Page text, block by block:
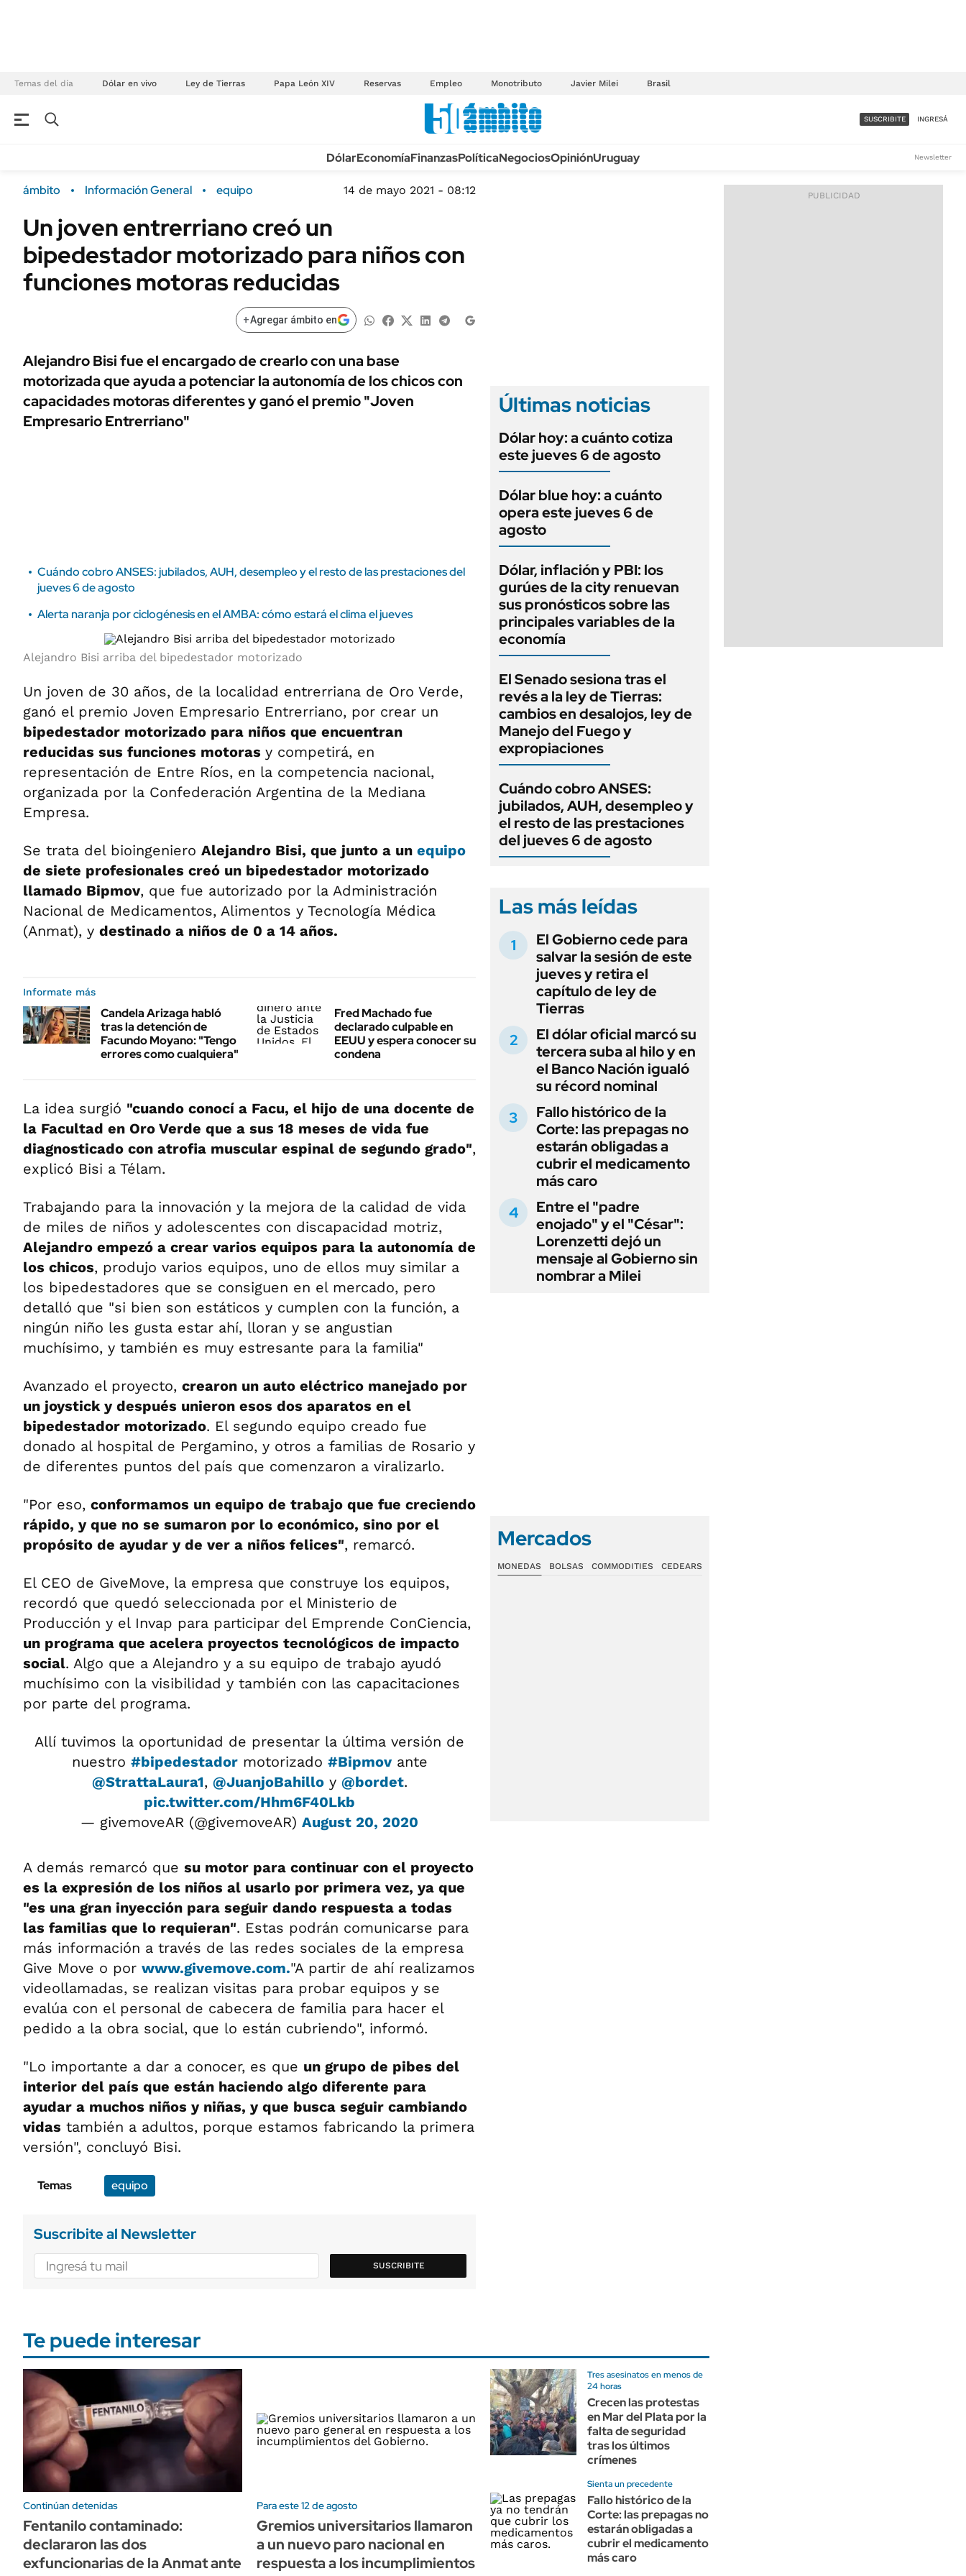
Temas del día Dólar en vivo Ley de Tierras Papa León XIV Reservas Empleo Monotributo Javier Milei Brasil
Campo
FINANZAS
Dólar
Real Estate
Sustentabilidad
POLÍTICA
URUGUAY
TECNOLOGÍA
MÉXICO
INFORMACIÓN GENERAL
AUTOS
ACCESO FULL - $1.800/MES
SUSCRIBITE INGRESÁ
DólarEconomíaFinanzasPolíticaNegociosOpiniónUruguay Newsletter
ámbito Información General equipo 14 de mayo 2021 - 08:12
Un joven entrerriano creó un
bipedestador motorizado para niños con
funciones motoras reducidas
+Agregar ámbito en
Alejandro Bisi fue el encargado de crearlo con una base
motorizada que ayuda a potenciar la autonomía de los chicos con
capacidades motoras diferentes y ganó el premio "Joven
Empresario Entrerriano"
Cuándo cobro ANSES: jubilados, AUH, desempleo y el resto de las prestaciones del
jueves 6 de agosto
Alerta naranja por ciclogénesis en el AMBA: cómo estará el clima el jueves
Alejandro Bisi arriba del bipedestador motorizado
Un joven de 30 años, de la localidad entrerriana de Oro Verde,
ganó el premio Joven Empresario Entrerriano, por crear un
bipedestador motorizado para niños que encuentran
reducidas sus funciones motoras y competirá, en
representación de Entre Ríos, en la competencia nacional,
organizada por la Confederación Argentina de la Mediana
Empresa.
Se trata del bioingeniero Alejandro Bisi, que junto a un equipo
de siete profesionales creó un bipedestador motorizado
llamado Bipmov, que fue autorizado por la Administración
Nacional de Medicamentos, Alimentos y Tecnología Médica
(Anmat), y destinado a niños de 0 a 14 años.
Informate más
Candela Arizaga habló
tras la detención de
Facundo Moyano: "Tengo
errores como cualquiera"
Fred Machado fue
declarado culpable en
EEUU y espera conocer su
condena
La idea surgió "cuando conocí a Facu, el hijo de una docente de
la Facultad en Oro Verde que a sus 18 meses de vida fue
diagnosticado con atrofia muscular espinal de segundo grado",
explicó Bisi a Télam.
Trabajando para la innovación y la mejora de la calidad de vida
de miles de niños y adolescentes con discapacidad motriz,
Alejandro empezó a crear varios equipos para la autonomía de
los chicos, produjo varios equipos, uno de ellos muy similar a
los bipedestadores que se consiguen en el mercado, pero
detalló que "si bien son estáticos y cumplen con la función, a
ningún niño les gusta estar ahí, lloran y se angustian
muchísimo, y también es muy estresante para la familia"
Avanzado el proyecto, crearon un auto eléctrico manejado por
un joystick y después unieron esos dos aparatos en el
bipedestador motorizado. El segundo equipo creado fue
donado al hospital de Pergamino, y otros a familias de Rosario y
de diferentes puntos del país que comenzaron a viralizarlo.
"Por eso, conformamos un equipo de trabajo que fue creciendo
rápido, y que no se sumaron por lo económico, sino por el
propósito de ayudar y de ver a niños felices", remarcó.
El CEO de GiveMove, la empresa que construye los equipos,
recordó que quedó seleccionada por el Ministerio de
Producción y el Invap para participar del Emprende ConCiencia,
un programa que acelera proyectos tecnológicos de impacto
social. Algo que a Alejandro y a su equipo de trabajo ayudó
muchísimo con la visibilidad y también con las capacitaciones
por parte del programa.
Allí tuvimos la oportunidad de presentar la última versión de
nuestro #bipedestadormotorizado #Bipmovante
@StrattaLaura1, @JuanjoBahilloy @bordet.
pic.twitter.com/Hhm6F40Lkb
— givemoveAR (@givemoveAR) August 20, 2020
A demás remarcó que su motor para continuar con el proyecto
es la expresión de los niños al usarlo por primera vez, ya que
"es una gran inyección para seguir dando respuesta a todas
las familias que lo requieran". Estas podrán comunicarse para
más información a través de las redes sociales de la empresa
Give Move o por www.givemove.com."A partir de ahí realizamos
videollamadas, se realizan visitas para probar equipos y se
evalúa con el personal de cabecera de familia para hacer el
pedido a la obra social, que lo están cubriendo", informó.
"Lo importante a dar a conocer, es que un grupo de pibes del
interior del país que están haciendo algo diferente para
ayudar a muchos niños y niñas, y que busca seguir cambiando
vidas también a adultos, porque estamos fabricando la primera
versión", concluyó Bisi.
Temas equipo
Suscribite al Newsletter
SUSCRIBITE
Últimas noticias
Dólar hoy: a cuánto cotiza
este jueves 6 de agosto
Dólar blue hoy: a cuánto
opera este jueves 6 de
agosto
Dólar, inflación y PBI: los
gurúes de la city renuevan
sus pronósticos sobre las
principales variables de la
economía
El Senado sesiona tras el
revés a la ley de Tierras:
cambios en desalojos, ley de
Manejo del Fuego y
expropiaciones
Cuándo cobro ANSES:
jubilados, AUH, desempleo y
el resto de las prestaciones
del jueves 6 de agosto
Las más leídas
El Gobierno cede para
salvar la sesión de este
jueves y retira el
capítulo de ley de
Tierras
El dólar oficial marcó su
tercera suba al hilo y en
el Banco Nación igualó
su récord nominal
Fallo histórico de la
Corte: las prepagas no
estarán obligadas a
cubrir el medicamento
más caro
Entre el "padre
enojado" y el "César":
Lorenzetti dejó un
mensaje al Gobierno sin
nombrar a Milei
Mercados
MONEDAS BOLSAS COMMODITIES CEDEARS
Te puede interesar
Continúan detenidas
Fentanilo contaminado:
declararon las dos
exfuncionarias de la Anmat ante
Para este 12 de agosto
Gremios universitarios llamaron
a un nuevo paro nacional en
respuesta a los incumplimientos
Tres asesinatos en menos de
24 horas
Crecen las protestas
en Mar del Plata por la
falta de seguridad
tras los últimos
crímenes
Sienta un precedente
Fallo histórico de la
Corte: las prepagas no
estarán obligadas a
cubrir el medicamento
más caro